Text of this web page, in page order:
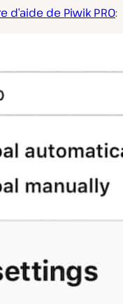
d’aide de Piwik PRO: